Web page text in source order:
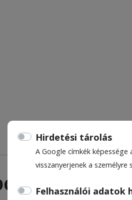
Hirdetési tárolás
A Google címkék
visszanyerjenek a
Felhasználói adatok